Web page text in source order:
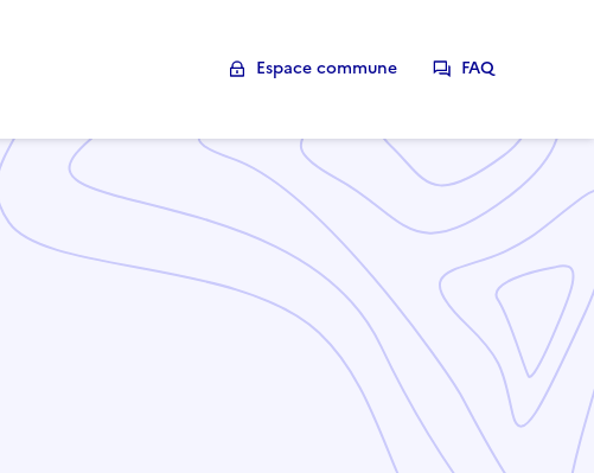
Espace commune FAQ